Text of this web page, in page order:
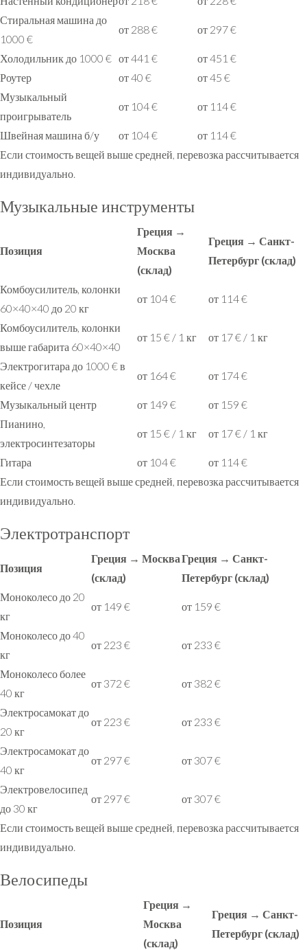
Стиральная машина до
1000 €
от 288 € от 297 €
Холодильник до 1000 € от 441 €
от 451 €
Роутер
от 40 €
от 45 €
Музыкальный
проигрыватель
от 104 € от 114 €
Швейная машина б/у от 104 €
от 114 €
Если стоимость вещей выше средней, перевозка рассчитывается
индивидуально.
Музыкальные инструменты
Позиция
Греция →
Москва
(склад)
Греция → Санкт-
Петербург (склад)
Комбоусилитель, колонки
60×40×40 до 20 кг
от 104 € от 114 €
Комбоусилитель, колонки
выше габарита 60×40×40
от 15 € / 1 кг от 17 € / 1 кг
Электрогитара до 1000 € в
кейсе / чехле
от 164 € от 174 €
Музыкальный центр от 149 €
от 159 €
Пианино,
электросинтезаторы
от 15 € / 1 кг от 17 € / 1 кг
Гитара от 104 €
от 114 €
Если стоимость вещей выше средней, перевозка рассчитывается
индивидуально.
Электротранспорт
Позиция
Греция → Москва
(склад)
Греция → Санкт-
Петербург (склад)
Моноколесо до 20
кг
от 149 € от 159 €
Моноколесо до 40
кг
от 223 € от 233 €
Моноколесо более
40 кг
от 372 € от 382 €
Электросамокат до
20 кг
от 223 € от 233 €
Электросамокат до
40 кг
от 297 € от 307 €
Электровелосипед
до 30 кг
от 297 € от 307 €
Если стоимость вещей выше средней, перевозка рассчитывается
индивидуально.
Велосипеды
Позиция
Греция →
Москва
(склад)
Греция → Санкт-
Петербург (склад)